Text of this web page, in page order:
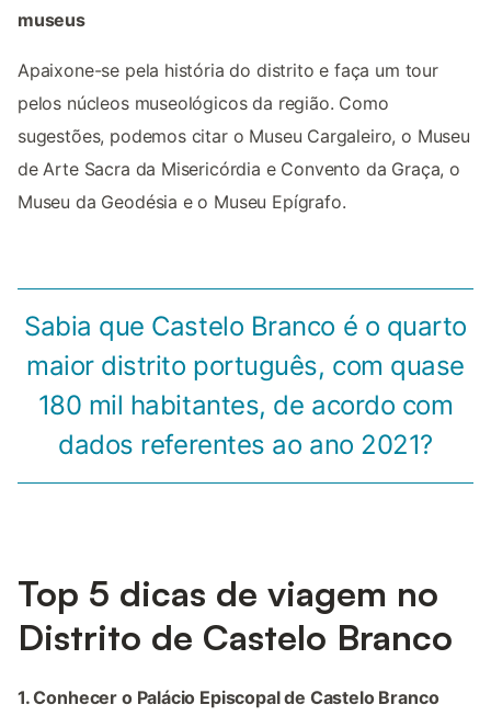
museus
Apaixone-se pela história do distrito e faça um tour
pelos núcleos museológicos da região. Como
sugestões, podemos citar o Museu Cargaleiro, o Museu
de Arte Sacra da Misericórdia e Convento da Graça, o
Museu da Geodésia e o Museu Epígrafo.
Sabia que Castelo Branco é o quarto
maior distrito português, com quase
180 mil habitantes, de acordo com
dados referentes ao ano 2021?
Top 5 dicas de viagem no
Distrito de Castelo Branco
1. Conhecer o Palácio Episcopal de Castelo Branco